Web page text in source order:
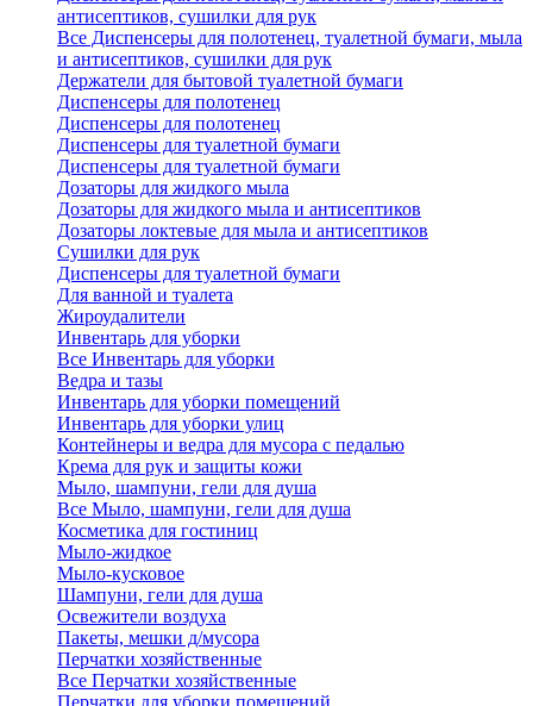
антисептиков, сушилки для рук
Все Диспенсеры для полотенец, туалетной бумаги, мыла
и антисептиков, сушилки для рук
Держатели для бытовой туалетной бумаги
Диспенсеры для полотенец
Диспенсеры для полотенец
Диспенсеры для туалетной бумаги
Диспенсеры для туалетной бумаги
Дозаторы для жидкого мыла
Дозаторы для жидкого мыла и антисептиков
Дозаторы локтевые для мыла и антисептиков
Сушилки для рук
Диспенсеры для туалетной бумаги
Для ванной и туалета
Жироудалители
Инвентарь для уборки
Все Инвентарь для уборки
Ведра и тазы
Инвентарь для уборки помещений
Инвентарь для уборки улиц
Контейнеры и ведра для мусора с педалью
Крема для рук и защиты кожи
Мыло, шампуни, гели для душа
Все Мыло, шампуни, гели для душа
Косметика для гостиниц
Мыло-жидкое
Мыло-кусковое
Шампуни, гели для душа
Освежители воздуха
Пакеты, мешки д/мусора
Перчатки хозяйственные
Все Перчатки хозяйственные
Перчатки для уборки помещений